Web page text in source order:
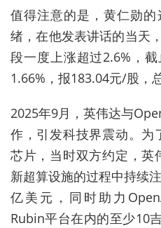
值得注意的是，黄仁勋
绪，在他发表讲话的当天
段一度上涨超过2.6%，
1.66%，报183.04元/股，
2025年9月，英伟达与
作，引发科技界震动。为
芯片，当时双方约定，英
新超算设施的过程中持续
亿美元，同时助力
Rubin平台在内的至少10